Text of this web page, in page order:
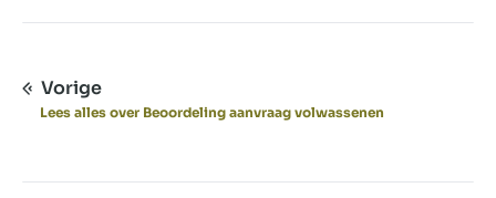
Vorige
Lees alles over Beoordeling aanvraag volwassenen